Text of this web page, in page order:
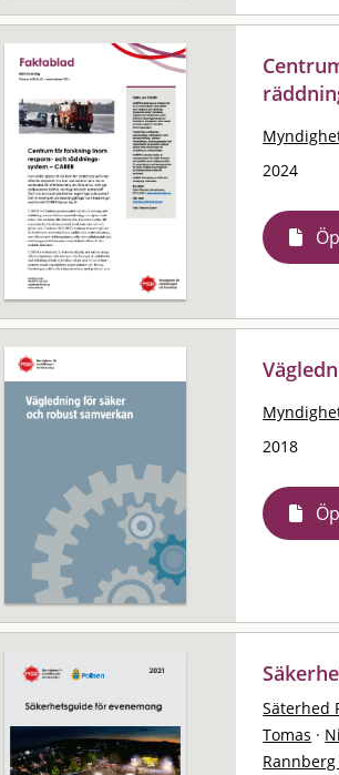
2024
2018
Säterhed
Tomas ·